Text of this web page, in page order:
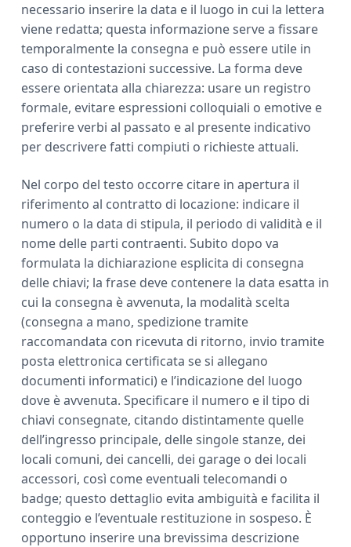
necessario inserire la data e il luogo in cui la lettera
viene redatta; questa informazione serve a fissare
temporalmente la consegna e può essere utile in
caso di contestazioni successive. La forma deve
essere orientata alla chiarezza: usare un registro
formale, evitare espressioni colloquiali o emotive e
preferire verbi al passato e al presente indicativo
per descrivere fatti compiuti o richieste attuali.
Nel corpo del testo occorre citare in apertura il
riferimento al contratto di locazione: indicare il
numero o la data di stipula, il periodo di validità e il
nome delle parti contraenti. Subito dopo va
formulata la dichiarazione esplicita di consegna
delle chiavi; la frase deve contenere la data esatta in
cui la consegna è avvenuta, la modalità scelta
(consegna a mano, spedizione tramite
raccomandata con ricevuta di ritorno, invio tramite
posta elettronica certificata se si allegano
documenti informatici) e l’indicazione del luogo
dove è avvenuta. Specificare il numero e il tipo di
chiavi consegnate, citando distintamente quelle
dell’ingresso principale, delle singole stanze, dei
locali comuni, dei cancelli, dei garage o dei locali
accessori, così come eventuali telecomandi o
badge; questo dettaglio evita ambiguità e facilita il
conteggio e l’eventuale restituzione in sospeso. È
opportuno inserire una brevissima descrizione